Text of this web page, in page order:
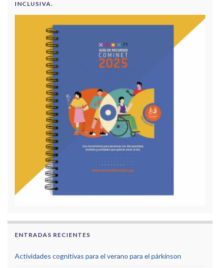
INCLUSIVA.
ENTRADAS RECIENTES
Actividades cognitivas para el verano para el párkinson